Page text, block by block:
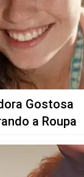
Gostosa
a Roupa